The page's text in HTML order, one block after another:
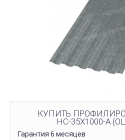
КУПИТЬ
НС-35Х1000-A
Гарантия 6 месяцев